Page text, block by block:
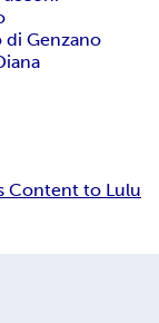
Genzano
Content to Lulu